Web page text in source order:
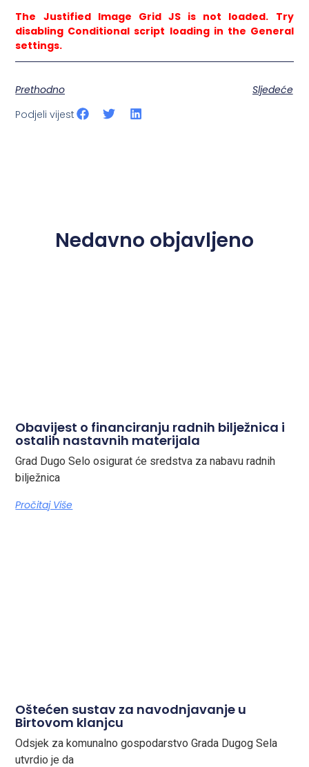
The Justified Image Grid JS is not loaded. Try
disabling Conditional script loading in the General
settings.
Prethodno
Sljedeće
Podjeli vijest
Nedavno objavljeno
Obavijest o financiranju radnih bilježnica i
ostalih nastavnih materijala
Grad Dugo Selo osigurat će sredstva za nabavu radnih
bilježnica
Pročitaj Više
Oštećen sustav za navodnjavanje u
Birtovom klanjcu
Odsjek za komunalno gospodarstvo Grada Dugog Sela
utvrdio je da